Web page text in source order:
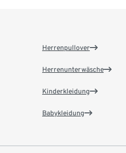
Herrenpullover
Herrenunterwäsche
Kinderkleidung
Babykleidung